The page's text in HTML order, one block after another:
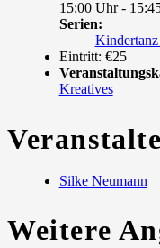
15:00 Uhr -
Serien:
Kindertanz
Eintritt: €25
Kreatives
Silke Neumann
Weitere